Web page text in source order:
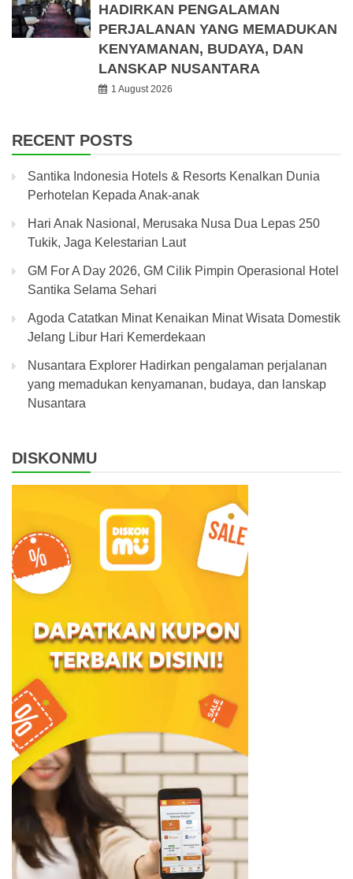
HADIRKAN PENGALAMAN
PERJALANAN YANG MEMADUKAN
KENYAMANAN, BUDAYA, DAN
LANSKAP NUSANTARA
1 August 2026
RECENT POSTS
Santika Indonesia Hotels & Resorts Kenalkan Dunia
Perhotelan Kepada Anak-anak
Hari Anak Nasional, Merusaka Nusa Dua Lepas 250
Tukik, Jaga Kelestarian Laut
GM For A Day 2026, GM Cilik Pimpin Operasional Hotel
Santika Selama Sehari
Agoda Catatkan Minat Kenaikan Minat Wisata Domestik
Jelang Libur Hari Kemerdekaan
Nusantara Explorer Hadirkan pengalaman perjalanan
yang memadukan kenyamanan, budaya, dan lanskap
Nusantara
DISKONMU